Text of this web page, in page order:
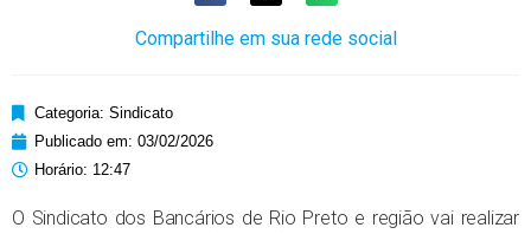
Compartilhe em sua rede social
Categoria: Sindicato
Publicado em: 03/02/2026
Horário: 12:47
O Sindicato dos Bancários de Rio Preto e região vai realizar